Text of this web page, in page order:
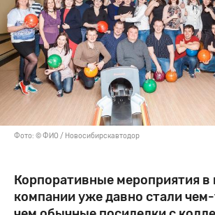
Фото: © ФИО / Новосибирскавтодор
Корпоративные мероприятия в
компании уже давно стали